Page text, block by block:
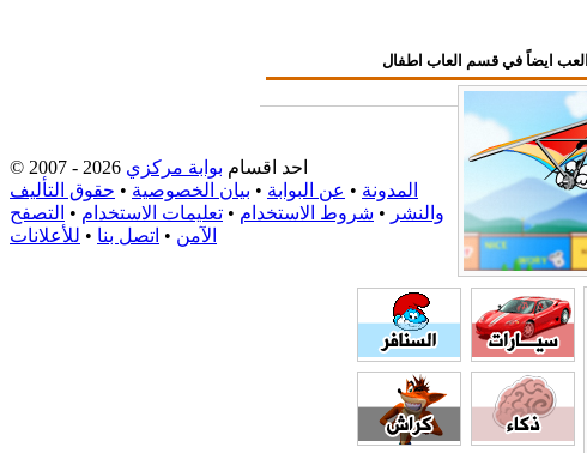
© 2007 - 2026 احد اقسام بوابة مركزي
المدونة • عن البوابة • بيان الخصوصية • حقوق التأليف
والنشر • شروط الاستخدام • تعليمات الاستخدام • التصفح
الآمن • اتصل بنا • للأعلانات